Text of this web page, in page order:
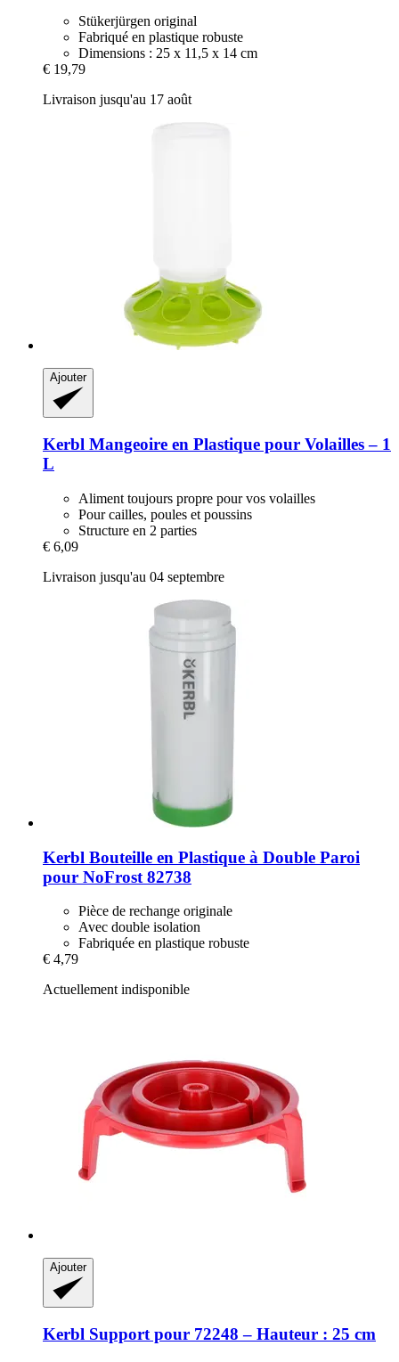
Stükerjürgen original
Fabriqué en plastique robuste
Dimensions : 25 x 11,5 x 14 cm
€ 19,79
Livraison jusqu'au 17 août
Ajouter
Kerbl Mangeoire en Plastique pour Volailles – 1
L
Aliment toujours propre pour vos volailles
Pour cailles, poules et poussins
Structure en 2 parties
€ 6,09
Livraison jusqu'au 04 septembre
Kerbl Bouteille en Plastique à Double Paroi
pour NoFrost 82738
Pièce de rechange originale
Avec double isolation
Fabriquée en plastique robuste
€ 4,79
Actuellement indisponible
Ajouter
Kerbl Support pour 72248 – Hauteur : 25 cm